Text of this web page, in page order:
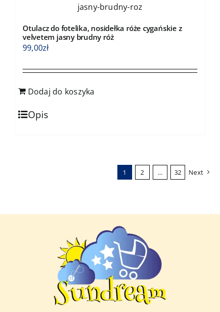
Otulacz do fotelika, nosidełka róże cygańskie z
velvetem jasny brudny róż
99,00zł
Dodaj do koszyka
Opis
1 2 … 32 Next